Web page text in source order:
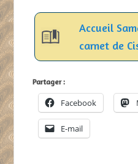
Accueil
carnet de
Partager :
Facebook
E-mail